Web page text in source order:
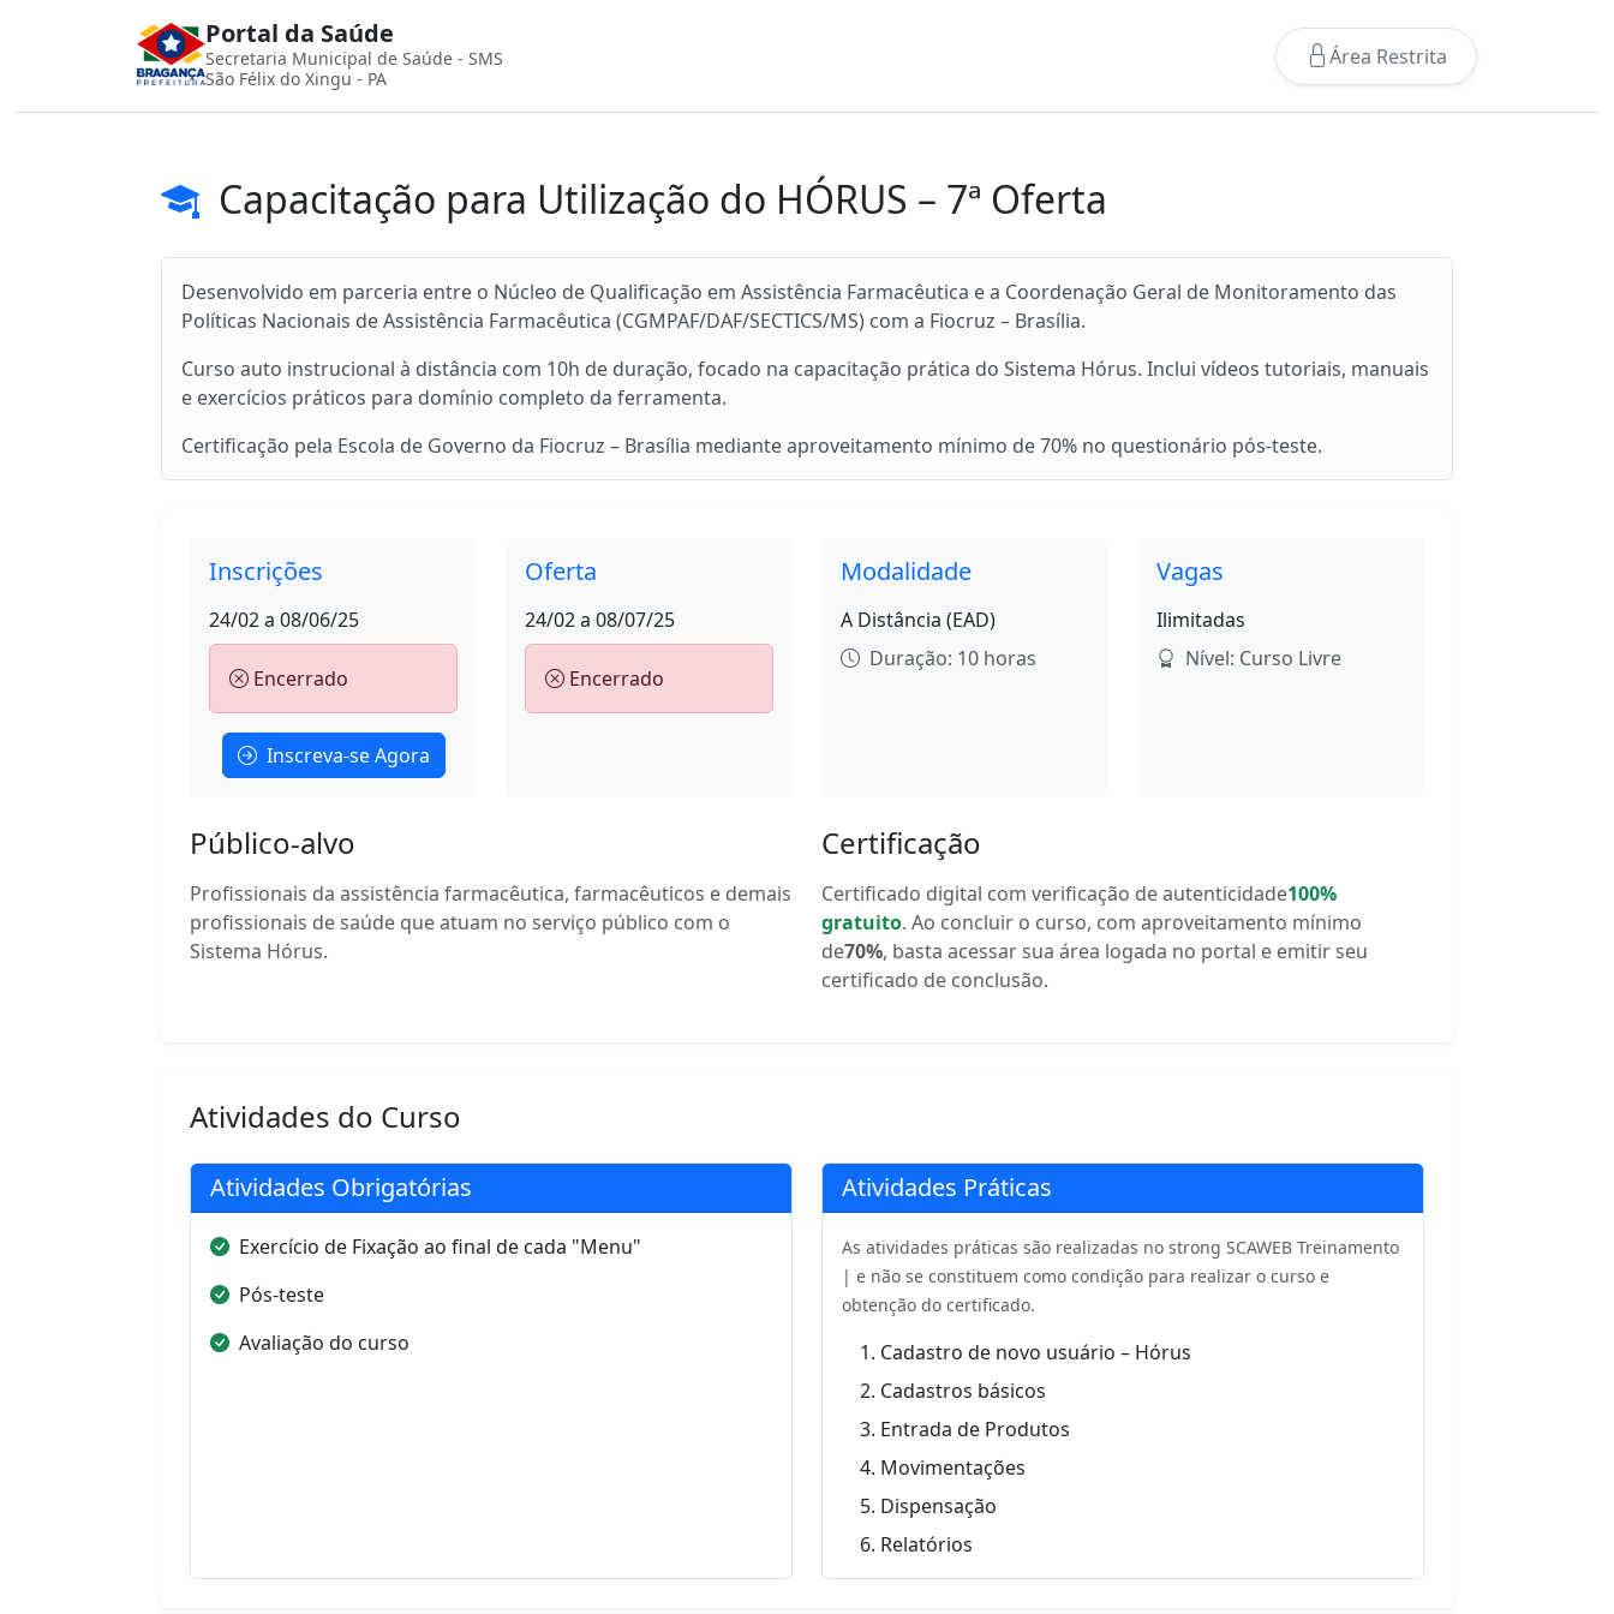
Portal da Saúde
Secretaria Municipal de Saúde - SMS
São Félix do Xingu - PA
Área Restrita
Capacitação para Utilização do HÓRUS – 7ª Oferta
Desenvolvido em parceria entre o Núcleo de Qualificação em Assistência Farmacêutica e a Coordenação Geral de Monitoramento das
Políticas Nacionais de Assistência Farmacêutica (CGMPAF/DAF/SECTICS/MS) com a Fiocruz – Brasília.
Curso auto instrucional à distância com 10h de duração, focado na capacitação prática do Sistema Hórus. Inclui vídeos tutoriais, manuais
e exercícios práticos para domínio completo da ferramenta.
Certificação pela Escola de Governo da Fiocruz – Brasília mediante aproveitamento mínimo de 70% no questionário pós-teste.
Inscrições
24/02 a 08/06/25
Encerrado
Inscreva-se Agora
Oferta
24/02 a 08/07/25
Encerrado
Modalidade
A Distância (EAD)
Duração: 10 horas
Vagas
Ilimitadas
Nível: Curso Livre
Público-alvo
Profissionais da assistência farmacêutica, farmacêuticos e demais
profissionais de saúde que atuam no serviço público com o
Sistema Hórus.
Certificação
Certificado digital com verificação de autenticidade100%
gratuito. Ao concluir o curso, com aproveitamento mínimo
de70%, basta acessar sua área logada no portal e emitir seu
certificado de conclusão.
Atividades do Curso
Atividades Obrigatórias
Exercício de Fixação ao final de cada "Menu"
Pós-teste
Avaliação do curso
Atividades Práticas
As atividades práticas são realizadas no strong SCAWEB Treinamento
| e não se constituem como condição para realizar o curso e
obtenção do certificado.
Cadastro de novo usuário – Hórus
Cadastros básicos
Entrada de Produtos
Movimentações
Dispensação
Relatórios